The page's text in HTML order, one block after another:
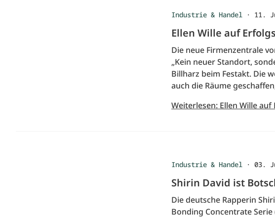
Industrie & Handel · 11.
Ellen Wille auf
Die neue Firmenzentrale
„Kein neuer Standort,
Billharz beim Festakt. Die
auch die Räume
Weiterlesen: Ellen Wille
Industrie & Handel · 03.
Shirin David ist
Die deutsche Rapperin
Bonding Concentrate Serie